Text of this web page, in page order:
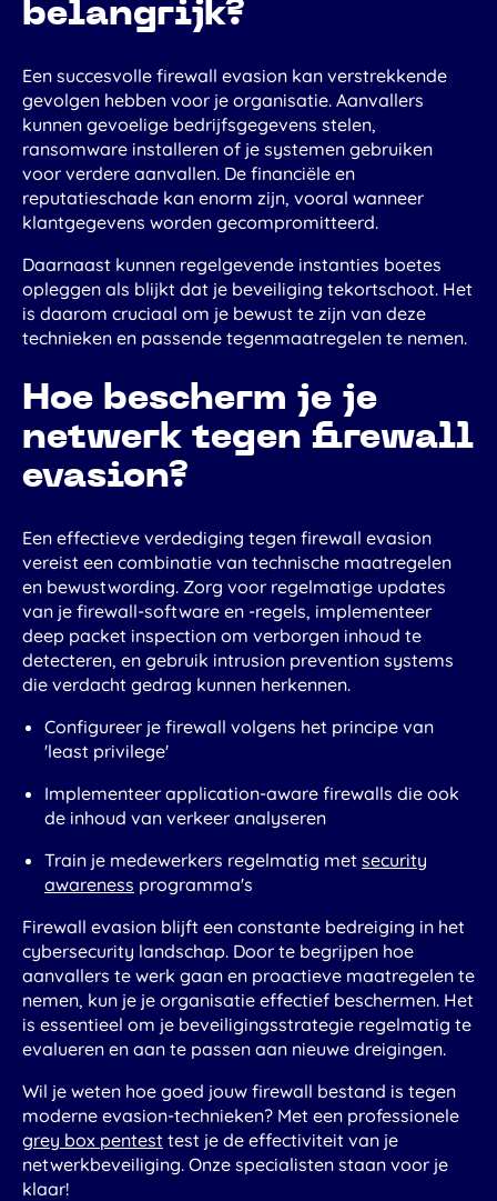
belangrijk?
Een succesvolle firewall evasion kan verstrekkende
gevolgen hebben voor je organisatie. Aanvallers
kunnen gevoelige bedrijfsgegevens stelen,
ransomware installeren of je systemen gebruiken
voor verdere aanvallen. De financiële en
reputatieschade kan enorm zijn, vooral wanneer
klantgegevens worden gecompromitteerd.
Daarnaast kunnen regelgevende instanties boetes
opleggen als blijkt dat je beveiliging tekortschoot. Het
is daarom cruciaal om je bewust te zijn van deze
technieken en passende tegenmaatregelen te nemen.
Hoe bescherm je je
netwerk tegen firewall
evasion?
Een effectieve verdediging tegen firewall evasion
vereist een combinatie van technische maatregelen
en bewustwording. Zorg voor regelmatige updates
van je firewall-software en -regels, implementeer
deep packet inspection om verborgen inhoud te
detecteren, en gebruik intrusion prevention systems
die verdacht gedrag kunnen herkennen.
Configureer je firewall volgens het principe van
'least privilege'
Implementeer application-aware firewalls die ook
de inhoud van verkeer analyseren
Train je medewerkers regelmatig met security
awareness programma's
Firewall evasion blijft een constante bedreiging in het
cybersecurity landschap. Door te begrijpen hoe
aanvallers te werk gaan en proactieve maatregelen te
nemen, kun je je organisatie effectief beschermen. Het
is essentieel om je beveiligingsstrategie regelmatig te
evalueren en aan te passen aan nieuwe dreigingen.
Wil je weten hoe goed jouw firewall bestand is tegen
moderne evasion-technieken? Met een professionele
grey box pentest test je de effectiviteit van je
netwerkbeveiliging. Onze specialisten staan voor je
klaar!